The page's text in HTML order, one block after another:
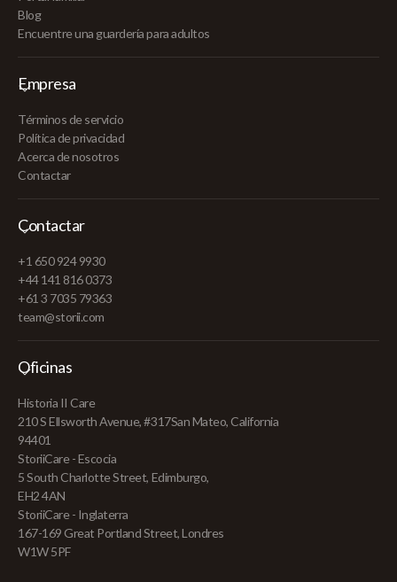
Blog
Encuentre una guardería para adultos
Empresa
Términos de servicio
Política de privacidad
Acerca de nosotros
Contactar
Contactar
+1 650 924 9930
+44 141 816 0373
+61 3 7035 79363
team@storii.com
Oficinas
Historia II Care
210 S Ellsworth Avenue, #317San Mateo, California
94401
StoriiCare - Escocia
5 South Charlotte Street, Edimburgo,
EH2 4AN
StoriiCare - Inglaterra
167-169 Great Portland Street, Londres
W1W 5PF